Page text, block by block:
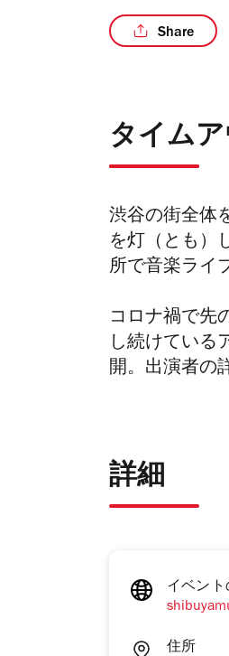
Share
タイム
渋谷の街全体
を灯（とも）
所で音楽ライ
コロナ禍で先
し続けている
開。出演者の
詳細
イベント
住所